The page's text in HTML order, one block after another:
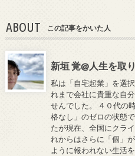
ABOUT この記事をかいた人
新垣 覚@人生を取
私は「自宅起業」を選
れまで会社に貴重な自
せんでした。 ４０代の
格なし」のゼロの状態
たが現在、全国にクラ
れからはさらに「個」
ように報われない生活